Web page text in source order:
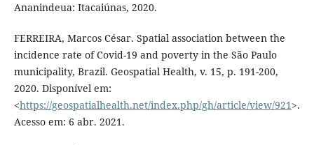
Ananindeua: Itacaiúnas, 2020.
FERREIRA, Marcos César. Spatial association between the
incidence rate of Covid-19 and poverty in the São Paulo
municipality, Brazil. Geospatial Health, v. 15, p. 191-200,
2020. Disponível em:
<https://geospatialhealth.net/index.php/gh/article/view/921>.
Acesso em: 6 abr. 2021.